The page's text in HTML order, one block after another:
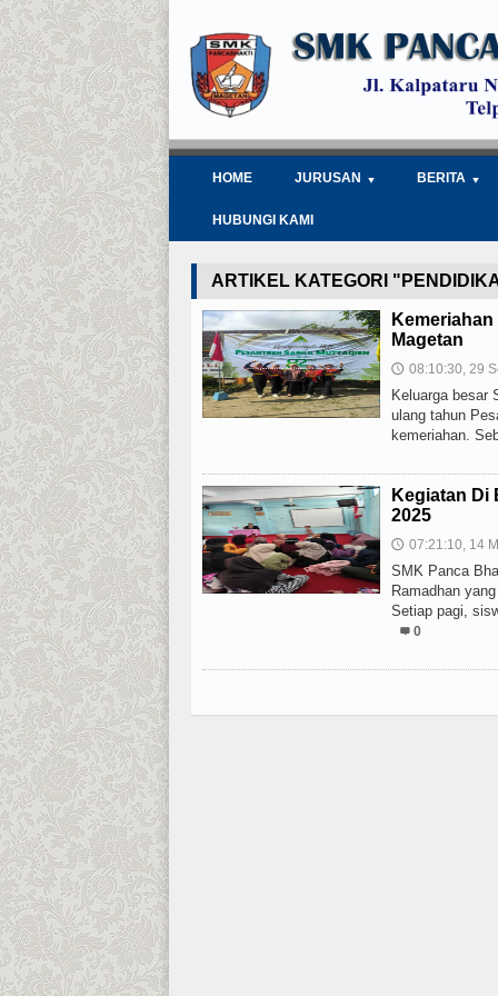
HOME JURUSAN BERITA
HUBUNGI KAMI
ARTIKEL KATEGORI
Magetan
🕔 08:10:30, 29
Keluarga besar
ulang tahun
kemeriahan.
Kegiatan Di
2025
🕔 07:21:10, 14
SMK Panca
Ramadhan
Setiap pagi,
0